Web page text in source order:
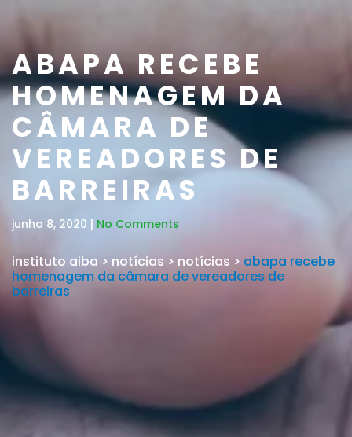
ABAPA RECEBE
HOMENAGEM DA
CÂMARA DE
VEREADORES DE
BARREIRAS
junho 8, 2020 | No Comments
instituto aiba > notícias > notícias > abapa recebe
homenagem da câmara de vereadores de
barreiras